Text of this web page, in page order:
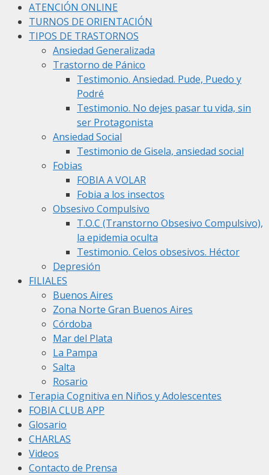
ATENCIÓN ONLINE
TURNOS DE ORIENTACIÓN
TIPOS DE TRASTORNOS
Ansiedad Generalizada
Trastorno de Pánico
Testimonio. Ansiedad. Pude, Puedo y
Podré
Testimonio. No dejes pasar tu vida, sin
ser Protagonista
Ansiedad Social
Testimonio de Gisela, ansiedad social
Fobias
FOBIA A VOLAR
Fobia a los insectos
Obsesivo Compulsivo
T.O.C (Transtorno Obsesivo Compulsivo),
la epidemia oculta
Testimonio. Celos obsesivos. Héctor
Depresión
FILIALES
Buenos Aires
Zona Norte Gran Buenos Aires
Córdoba
Mar del Plata
La Pampa
Salta
Rosario
Terapia Cognitiva en Niños y Adolescentes
FOBIA CLUB APP
Glosario
CHARLAS
Videos
Contacto de Prensa